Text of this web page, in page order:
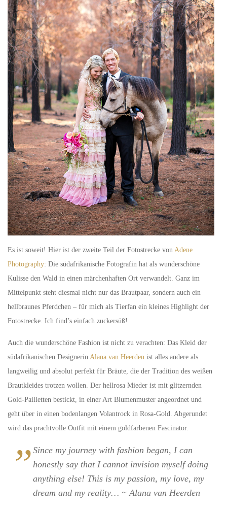
Es ist soweit! Hier ist der zweite Teil der Fotostrecke von Adene
Photography: Die südafrikanische Fotografin hat als wunderschöne
Kulisse den Wald in einen märchenhaften Ort verwandelt. Ganz im
Mittelpunkt steht diesmal nicht nur das Brautpaar, sondern auch ein
hellbraunes Pferdchen – für mich als Tierfan ein kleines Highlight der
Fotostrecke. Ich find’s einfach zuckersüß!
Auch die wunderschöne Fashion ist nicht zu verachten: Das Kleid der
südafrikanischen Designerin Alana van Heerden ist alles andere als
langweilig und absolut perfekt für Bräute, die der Tradition des weißen
Brautkleides trotzen wollen. Der hellrosa Mieder ist mit glitzernden
Gold-Pailletten bestickt, in einer Art Blumenmuster angeordnet und
geht über in einen bodenlangen Volantrock in Rosa-Gold. Abgerundet
wird das prachtvolle Outfit mit einem goldfarbenen Fascinator.
Since my journey with fashion began, I can
honestly say that I cannot invision myself doing
anything else! This is my passion, my love, my
dream and my reality… ~ Alana van Heerden